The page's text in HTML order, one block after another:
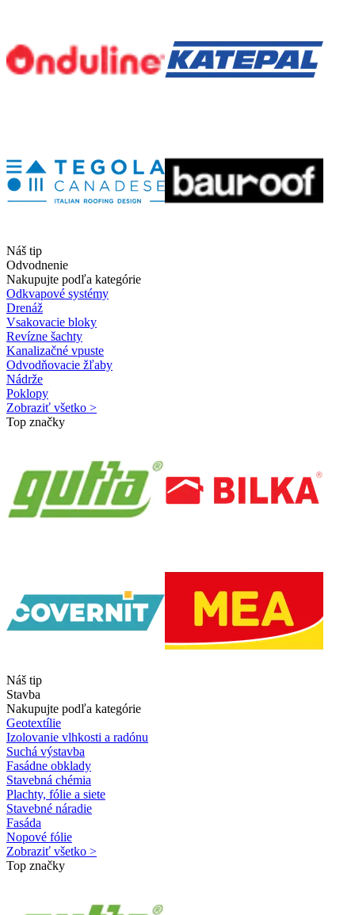
Náš tip
Odvodnenie
Nakupujte podľa kategórie
Odkvapové systémy
Drenáž
Vsakovacie bloky
Revízne šachty
Kanalizačné vpuste
Odvodňovacie žľaby
Nádrže
Poklopy
Zobraziť všetko >
Top značky
Náš tip
Stavba
Nakupujte podľa kategórie
Geotextílie
Izolovanie vlhkosti a radónu
Suchá výstavba
Fasádne obklady
Stavebná chémia
Plachty, fólie a siete
Stavebné náradie
Fasáda
Nopové fólie
Zobraziť všetko >
Top značky